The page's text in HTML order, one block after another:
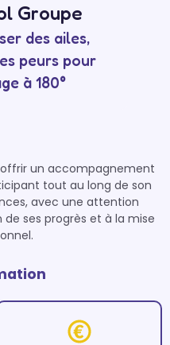
Groupe
des ailes,
peurs pour
à 180°
un accompagnement
tout au long de son
avec une attention
ses progrès et à la mise